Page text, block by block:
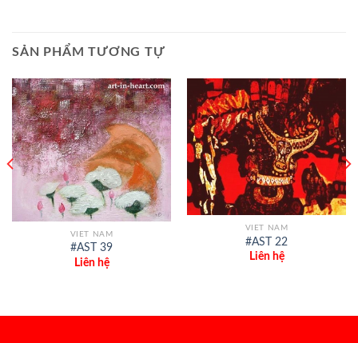
SẢN PHẨM TƯƠNG TỰ
VIET NAM
#AST 39
Liên hệ
VIET NAM
#AST 22
Liên hệ